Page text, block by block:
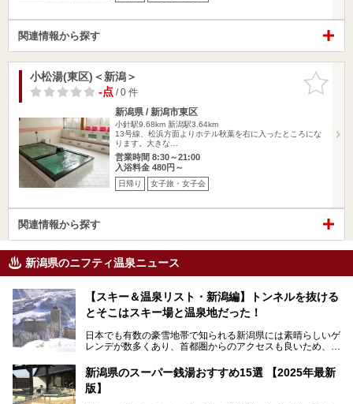
関連情報から探す
お気に入
りに追加
小松湯(東区)＜新潟＞
-点/ 0 件
新潟県 / 新潟市東区
小針駅9.68km 新潟駅3.64km
13号線、松浜方面よりホテル秋葉を右に入ったところにな
ります。大きな…
営業時間 8:30～21:00
入浴料金 480円～
日帰り 女子旅・女子会
関連情報から探す
新潟県のニフティ温泉ニュース
【スキー＆温泉リスト・新潟編】トンネルを抜ける
とそこはスキー場と温泉地だった！
日本でも有数の豪雪地帯で知られる新潟県には素晴らしいゲ
レンデが数多くあり、首都圏からのアクセスも良いため、関
た全域にわたって月岡、赤倉、松之山、燕、妙高、岩室など
など、古くは文豪にも愛された歴史ある老舗温泉地が多いこ
とで知られています。
新潟県のスーパー銭湯おすすめ15選 【2025年最新
版】